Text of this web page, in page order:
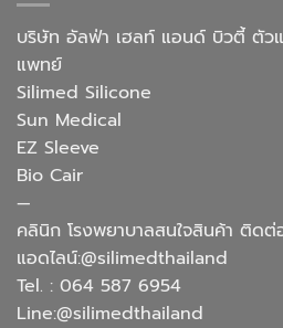
บริษัท อัลฟ่า เฮลท์ แอนด์ บิวตี้ ตัว
แพทย์
Silimed Silicone
Sun Medical
EZ Sleeve
Bio Cair
—
คลินิก โรงพยาบาลสนใจสินค้า ติดต่
แอดไลน์:@silimedthailand
Tel. : 064 587 6954
Line:@silimedthailand